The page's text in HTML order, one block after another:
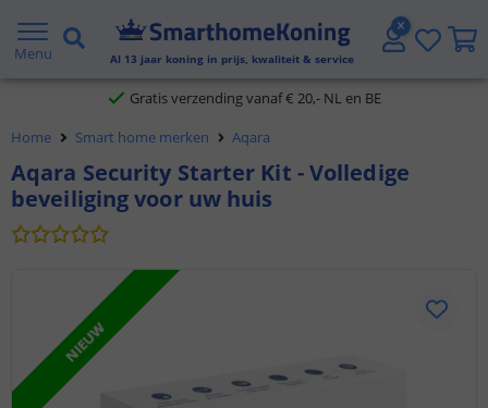
Menu Al 13 jaar koning in prijs, kwaliteit & service
2 jaar garantie
Gratis verzending vanaf € 20,- NL en BE
Klantbeoordeling 9.1
Voor 23:45 uur besteld,
Home Smart home merken Aqara
Aqara Security Starter Kit - Volledige
beveiliging voor uw huis
NIEUW